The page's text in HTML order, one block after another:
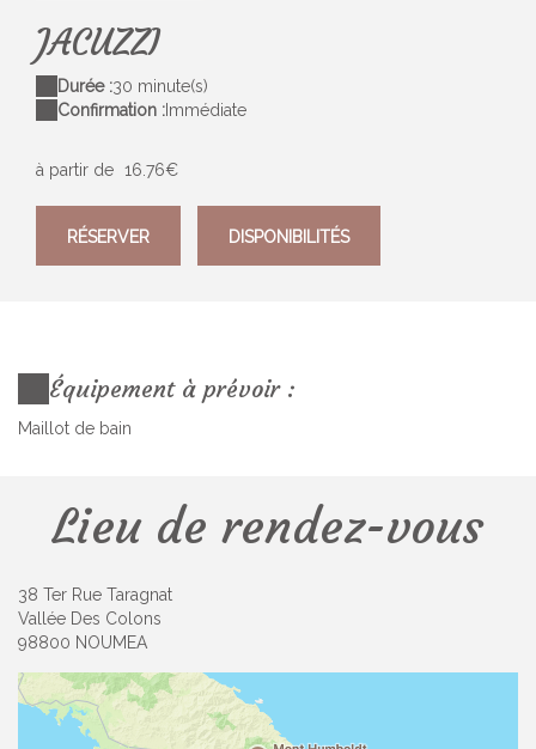
JACUZZI
Durée :30 minute(s)
Confirmation : Immédiate
à partir de 16.76€
RÉSERVER DISPONIBILITÉS
Équipement à prévoir :
Maillot de bain
Lieu de rendez-vous
38 Ter Rue Taragnat
Vallée Des Colons
98800 NOUMEA